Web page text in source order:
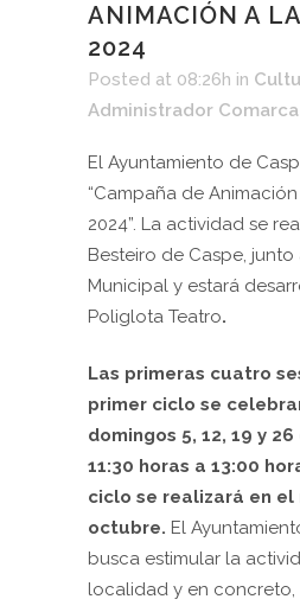
ANIMACIÓN A
2024
Posted at 08:26h in
Administrador Comarca
El Ayuntamiento de
“Campaña de
2024”. La actividad se
Besteiro de Caspe,
Municipal y estará
Poliglota Teatro.
Las primeras cuatro
primer ciclo se
domingos 5, 12, 19 y
11:30 horas a 13:00
ciclo se realizará en el
octubre. El
busca estimular la
localidad y en